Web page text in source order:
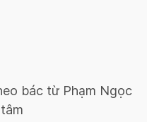
bác từ Phạm Ngọc